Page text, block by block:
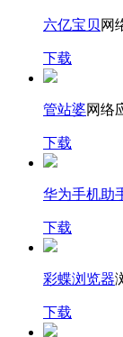
六亿宝贝 网
下载
管站婆网络
下载
华为手机助
下载
彩蝶浏览器
下载